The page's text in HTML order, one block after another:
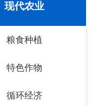
现代农业
粮食种植
特色作物
循环经济